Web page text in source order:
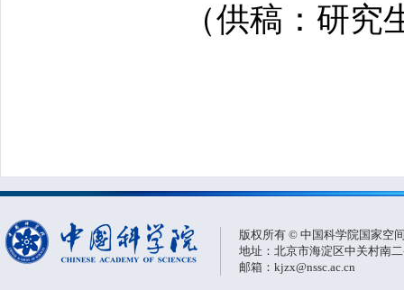
（供稿：研究
版权所有 © 中国科学院国家空
地址：北京市海淀区中关村南
邮箱：kjzx@nssc.ac.cn